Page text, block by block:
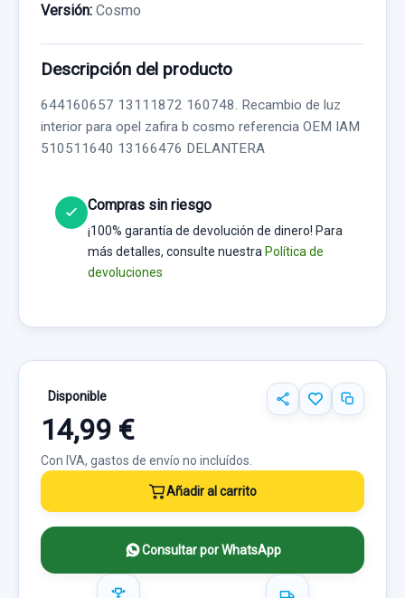
Versión: Cosmo
Descripción del producto
644160657 13111872 160748. Recambio de luz
interior para opel zafira b cosmo referencia OEM IAM
510511640 13166476 DELANTERA
Compras sin riesgo
¡100% garantía de devolución de dinero! Para
más detalles, consulte nuestra Política de
devoluciones
Disponible
14,99 €
Con IVA, gastos de envío no incluídos.
Añadir al carrito
Consultar por WhatsApp